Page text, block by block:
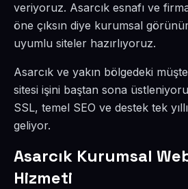
veriyoruz. Asarcık esnafı ve
öne çıksın diye kurumsal
uyumlu siteler hazırlıyoruz.
Asarcık ve yakın bölgedeki
sitesi işini baştan sona
SSL, temel SEO ve destek tek
geliyor.
Asarcık Kurumsal
Hizmeti